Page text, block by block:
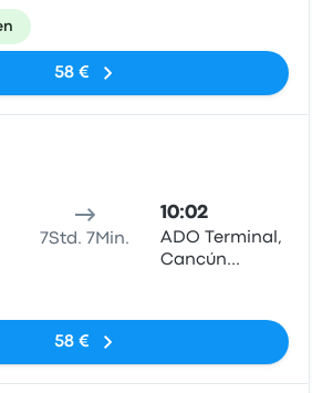
58 €
7Std. 7Min.
10:02
ADO Terminal,
Cancún
58 €